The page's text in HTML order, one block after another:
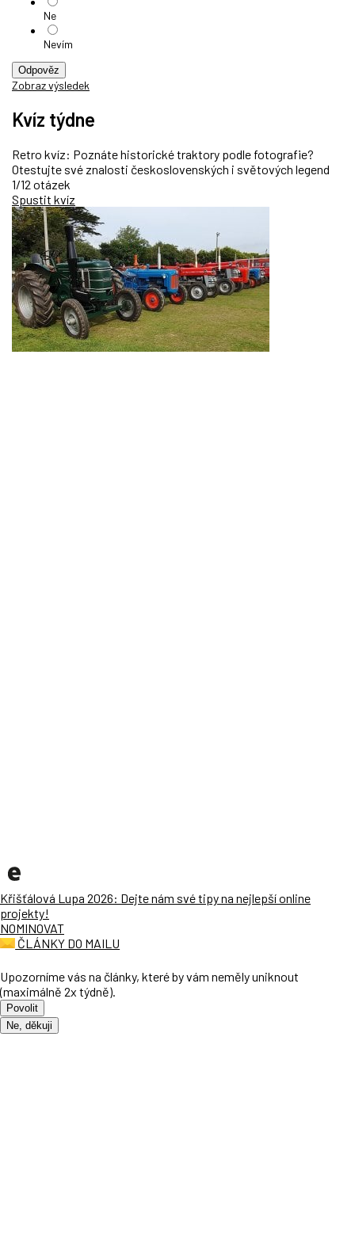
Ne
Nevím
Odpověz
Zobraz výsledek
Kvíz týdne
Retro kvíz: Poznáte historické traktory podle fotografie?
Otestujte své znalosti československých i světových legend
1/12 otázek
Spustit kvíz
Křišťálová Lupa 2026: Dejte nám své tipy na nejlepší online
projekty!
NOMINOVAT
ČLÁNKY DO MAILU
Upozorníme vás na články, které by vám neměly uniknout
(maximálně 2x týdně).
Povolit
Ne, děkuji